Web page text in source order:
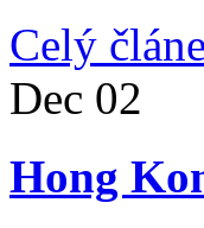
Celý
Dec 02
Hong